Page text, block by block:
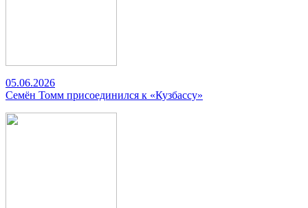
05.06.2026
Семён Томм присоединился к «Кузбассу»